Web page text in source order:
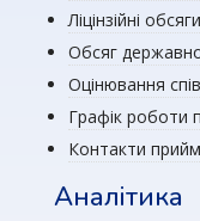
Ліцінзійні обсяги
Обсяг
Оцінювання
Графік роботи
Контакти
Аналітика